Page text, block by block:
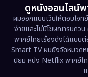
Emotional
Epic มหากาพย์
Erotic
ดูหนังออนไลน์
ผมออกแบบเว็บให้ตอบโจท
ง่ายและไม่มีโฆษณารบกว
พากย์ไทยเรื่องดังได้แบบ
Smart TV ผมยังจัดหมวดห
นิยม หนัง Netflix พากย์ไ